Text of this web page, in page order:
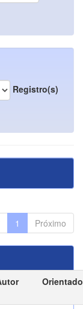
Registro(s)
1 Próximo